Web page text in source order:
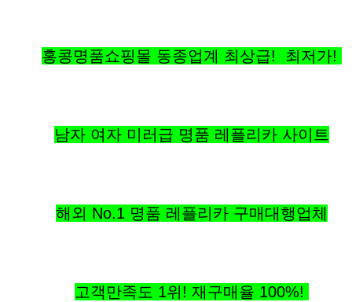
홍콩명품쇼핑몰 동종업계 최상급! 최저가!
남자 여자 미러급 명품 레플리카 사이트
해외 No.1 명품 레플리카 구매대행업체
고객만족도 1위! 재구매율 100%!